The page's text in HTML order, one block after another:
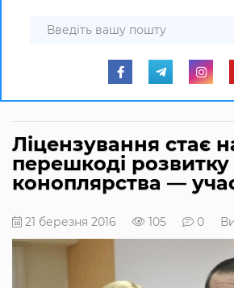
Ліцензування стає
перешкоді розвитку
коноплярства —
21 березня 2016 105 0